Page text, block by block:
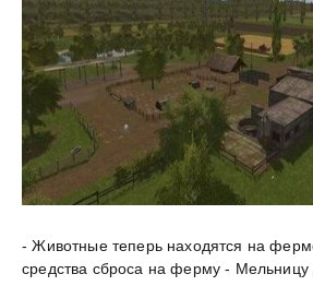
- Животные теперь находятся на
средства сброса на ферму - Мельницу